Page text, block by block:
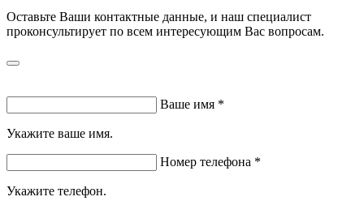
Оставьте Ваши контактные данные, и наш специалист
проконсультирует по всем интересующим Вас вопросам.
Ваше имя *
Укажите ваше имя.
Номер телефона *
Укажите телефон.